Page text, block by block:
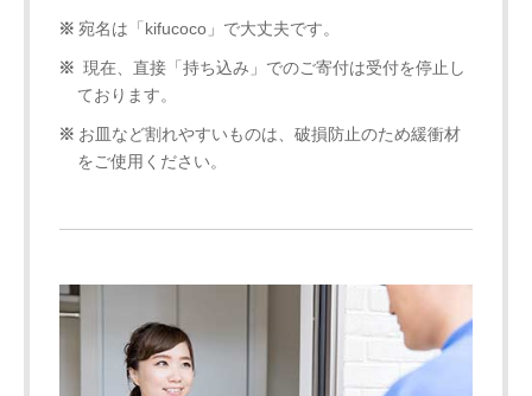
宛名は「kifucoco」で大丈夫です。
現在、直接「持ち込み」でのご寄付は受付を停止し
ております。
お皿など割れやすいものは、破損防止のため緩衝材
をご使用ください。